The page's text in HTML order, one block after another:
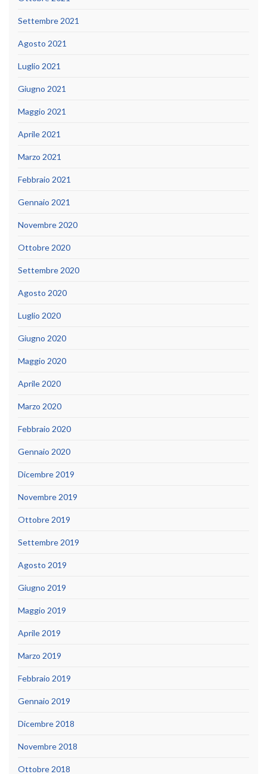
Settembre 2021
Agosto 2021
Luglio 2021
Giugno 2021
Maggio 2021
Aprile 2021
Marzo 2021
Febbraio 2021
Gennaio 2021
Novembre 2020
Ottobre 2020
Settembre 2020
Agosto 2020
Luglio 2020
Giugno 2020
Maggio 2020
Aprile 2020
Marzo 2020
Febbraio 2020
Gennaio 2020
Dicembre 2019
Novembre 2019
Ottobre 2019
Settembre 2019
Agosto 2019
Giugno 2019
Maggio 2019
Aprile 2019
Marzo 2019
Febbraio 2019
Gennaio 2019
Dicembre 2018
Novembre 2018
Ottobre 2018